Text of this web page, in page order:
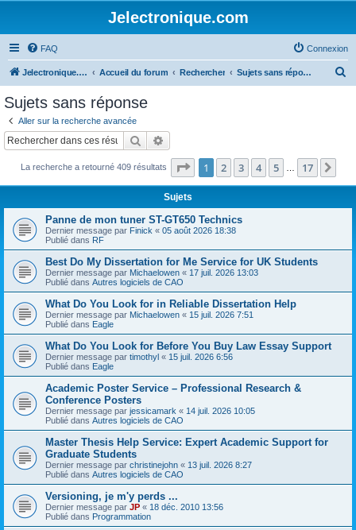
Jelectronique.com
FAQ Connexion
Jelectronique.com Accueil du forum Rechercher Sujets sans réponse
c
Sujets sans réponse
Aller sur la recherche avancée
Rechercher
La recherche a retourné 409 résultats Page 1sur17
1 2 3 4 5 17
Sujets
Panne de mon tuner ST-GT650 Technics
Dernier message par Finick « 05 août 2026 18:38
Publié dans RF
Best Do My Dissertation for Me Service for UK Students
Dernier message par Michaelowen « 17 juil. 2026 13:03
Publié dans Autres logiciels de CAO
What Do You Look for in Reliable Dissertation Help
Dernier message par Michaelowen « 15 juil. 2026 7:51
Publié dans Eagle
What Do You Look for Before You Buy Law Essay Support
Dernier message par timothyl « 15 juil. 2026 6:56
Publié dans Eagle
Academic Poster Service – Professional Research &
Conference Posters
Dernier message par jessicamark « 14 juil. 2026 10:05
Publié dans Autres logiciels de CAO
Master Thesis Help Service: Expert Academic Support for
Graduate Students
Dernier message par christinejohn « 13 juil. 2026 8:27
Publié dans Autres logiciels de CAO
Versioning, je m'y perds ...
Dernier message par JP « 18 déc. 2010 13:56
Publié dans Programmation